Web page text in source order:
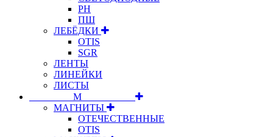
РН
ПШ
ЛЕБЁДКИ
OTIS
SGR
ЛЕНТЫ
ЛИНЕЙКИ
ЛИСТЫ
⠀⠀⠀⠀⠀⠀М⠀⠀⠀⠀⠀⠀⠀
МАГНИТЫ
ОТЕЧЕСТВЕННЫЕ
OTIS